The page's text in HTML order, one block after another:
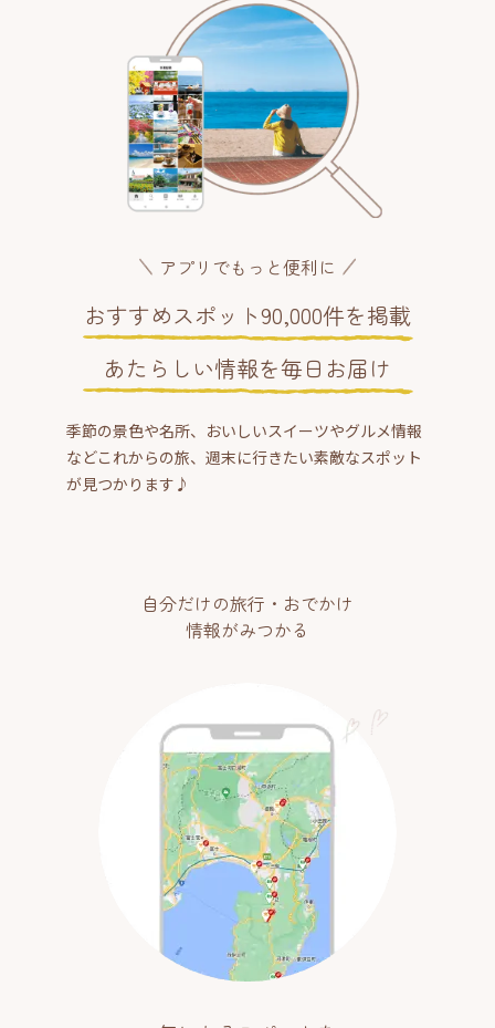
アプリでもっと便利に
おすすめスポット90,000件を掲載
あたらしい情報を毎日お届け
季節の景色や名所、おいしいスイーツやグルメ情報
などこれからの旅、週末に行きたい素敵なスポット
が見つかります♪
自分だけの旅行・おでかけ
情報がみつかる